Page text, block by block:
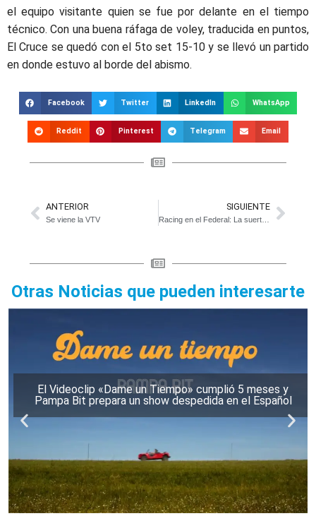
el equipo visitante quien se fue por delante en el tiempo
técnico. Con una buena ráfaga de voley, traducida en puntos,
El Cruce se quedó con el 5to set 15-10 y se llevó un partido
en donde estuvo al borde del abismo.
Facebook Twitter LinkedIn WhatsApp
Reddit Pinterest Telegram Email
ANTERIOR
Se viene la VTV
SIGUIENTE
Racing en el Federal: La suerte no está de su lado
Otras Noticias que pueden interesarte
El Videoclip «Dame un Tiempo» cumplió 5 meses y
Pampa Bit prepara un show despedida en el Español